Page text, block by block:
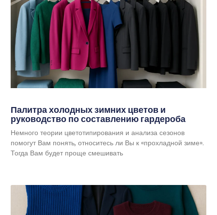
Палитра холодных зимних цветов и
руководство по составлению гардероба
Немного теории цветотипирования и анализа сезонов
помогут Вам понять, относитесь ли Вы к «прохладной зиме».
Тогда Вам будет проще смешивать